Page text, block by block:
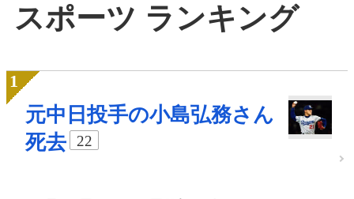
スポーツ ランキング
元中日投手の小島弘務さん
死去
22